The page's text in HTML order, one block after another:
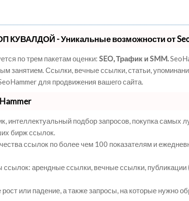
КУВАЛДОЙ - Уникальные возможности от
по трем пакетам оценки: SEO, Трафик и SMM.
занятием. Ссылки, вечные ссылки, статьи,
для продвижения вашего сайта.
интеллектуальный подбор запросов, покупка самых
бирж ссылок.
ссылок по более чем 100 показателям и
арендные ссылки, вечные ссылки, публикации
рост или падение, а также запросы, на которые нужно